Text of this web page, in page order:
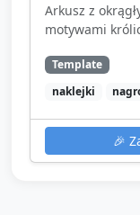
Arkusz z
motywami
Template
naklejki
🎉